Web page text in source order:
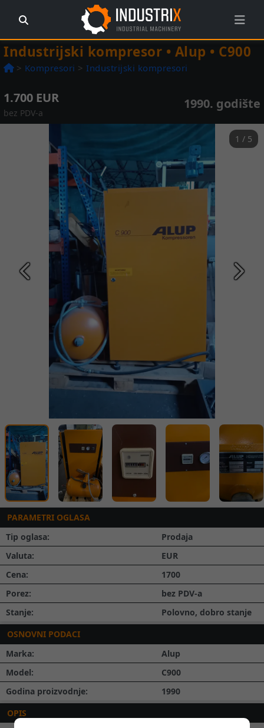
Industrijski kompresor • Alup • C900
> Kompresori > Industrijski kompresori
1.700 EUR
bez PDV-a
1990. godište
1 / 5
Prethodna
PARAMETRI OGLASA
Tip oglasa:
Prodaja
Valuta:
EUR
Cena:
1700
Porez:
bez PDV-a
Stanje:
Polovno, dobro stanje
OSNOVNI PODACI
Marka:
Alup
Model:
C900
Godina proizvodnje:
1990
OPIS